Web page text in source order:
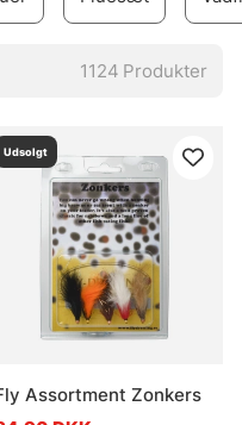
1124 Produkter
Udsolgt
Assortment Zonkers